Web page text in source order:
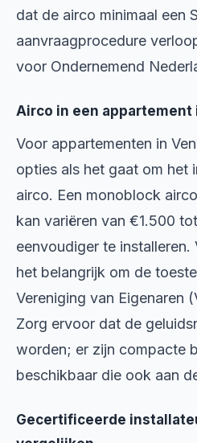
dat de airco minimaal een
aanvraagprocedure
voor Ondernemend
Airco in een appartement
Voor appartementen in
opties als het gaat om het
airco. Een monoblock
kan variëren van €1.500
eenvoudiger te
het belangrijk om de
Vereniging van Eigenaren
Zorg ervoor dat de
worden; er zijn compacte
beschikbaar die ook aan
Gecertificeerde